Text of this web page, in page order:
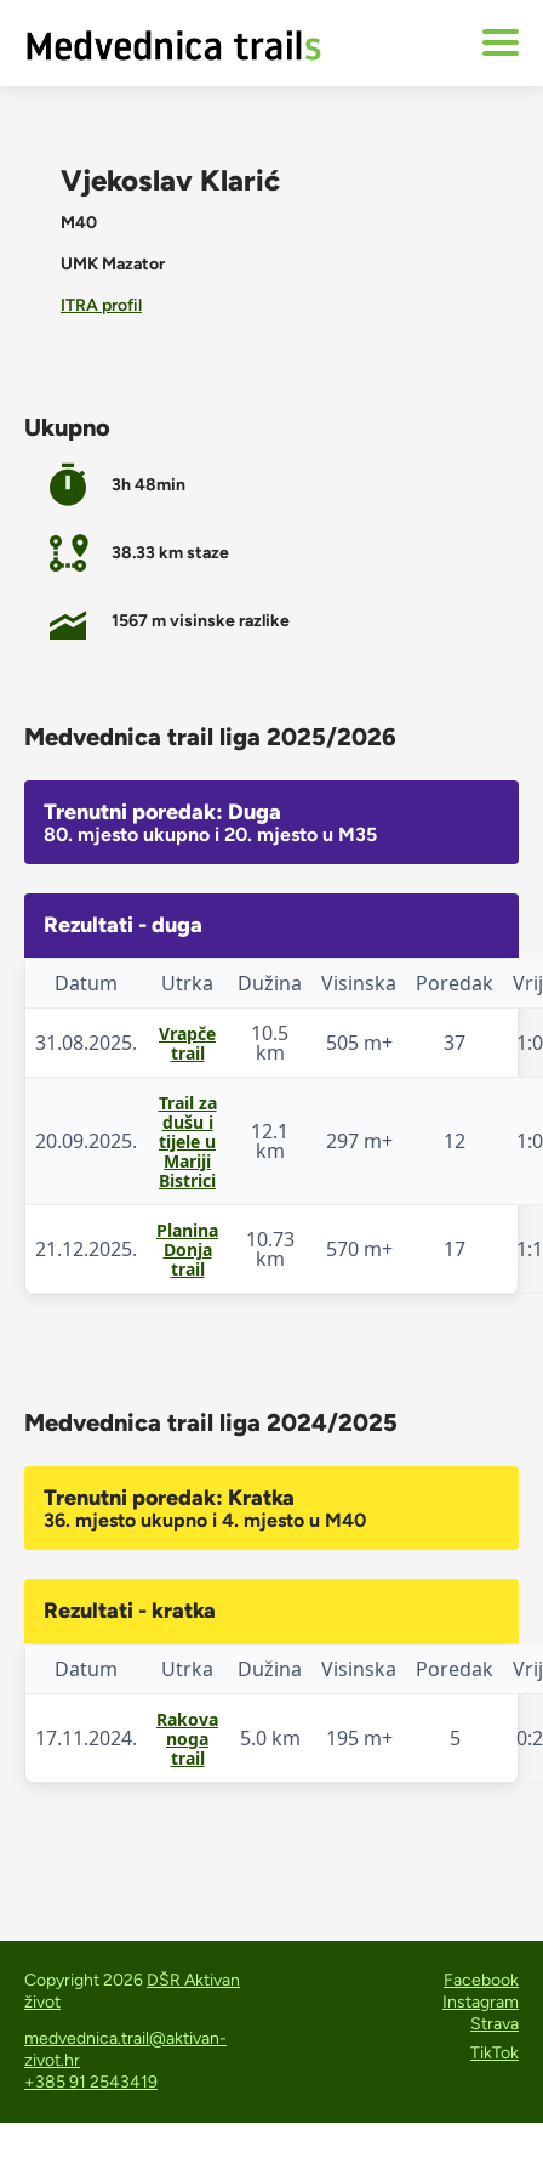
Vjekoslav Klarić
M40
UMK Mazator
ITRA profil
Ukupno
3h 48min
38.33 km staze
1567 m visinske razlike
Medvednica trail liga 2025/2026
Trenutni poredak: Duga
80. mjesto ukupno i 20. mjesto u M35
Rezultati - duga
Datum Utrka Dužina Visinska Poredak
31.08.2025.
Vrapče
trail
10.5
km 505 m+ 37
20.09.2025.
Trail za
dušu i
tijele u
Mariji
Bistrici
12.1
km 297 m+ 12
21.12.2025.
Planina
Donja
trail
10.73
km 570 m+ 17
Medvednica trail liga 2024/2025
Trenutni poredak: Kratka
36. mjesto ukupno i 4. mjesto u M40
Rezultati - kratka
Datum Utrka Dužina Visinska Poredak
17.11.2024.
Rakova
noga
trail
5.0 km 195 m+ 5
Copyright 2026 DŠR Aktivan
život
medvednica.trail@aktivan-
zivot.hr
+385 91 2543419
Facebook
Instagram
Strava
TikTok